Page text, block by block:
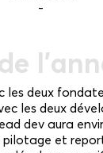
-
les deux
les deux
dev aura
pilotage et